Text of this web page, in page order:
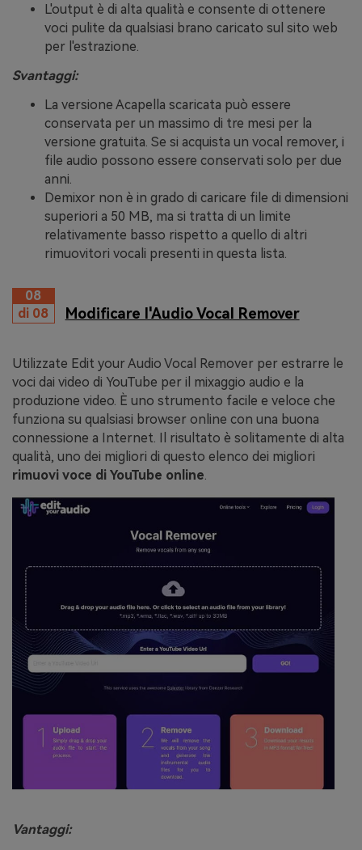
L'output è di alta qualità e consente di ottenere
voci pulite da qualsiasi brano caricato sul sito web
per l'estrazione.
Svantaggi:
La versione Acapella scaricata può essere
conservata per un massimo di tre mesi per la
versione gratuita. Se si acquista un vocal remover, i
file audio possono essere conservati solo per due
anni.
Demixor non è in grado di caricare file di dimensioni
superiori a 50 MB, ma si tratta di un limite
relativamente basso rispetto a quello di altri
rimuovitori vocali presenti in questa lista.
08
di 08
Modificare l'Audio Vocal Remover
Utilizzate Edit your Audio Vocal Remover per estrarre le
voci dai video di YouTube per il mixaggio audio e la
produzione video. È uno strumento facile e veloce che
funziona su qualsiasi browser online con una buona
connessione a Internet. Il risultato è solitamente di alta
qualità, uno dei migliori di questo elenco dei migliori
rimuovi voce di YouTube online.
Vantaggi: